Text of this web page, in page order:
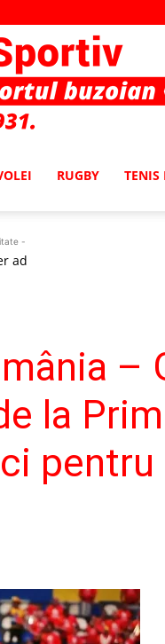
RUGBY TENIS
-
ad
–
la
pentru